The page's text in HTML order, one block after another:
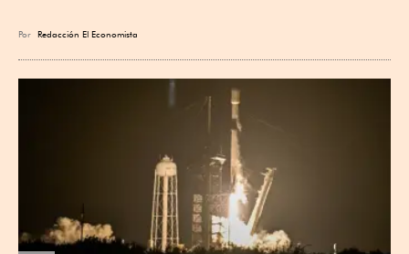
Por Redacción El Economista